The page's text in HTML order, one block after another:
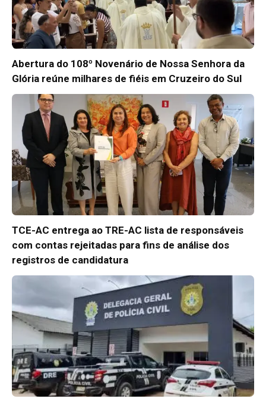
Abertura do 108º Novenário de Nossa Senhora da
Glória reúne milhares de fiéis em Cruzeiro do Sul
TCE-AC entrega ao TRE-AC lista de responsáveis
com contas rejeitadas para fins de análise dos
registros de candidatura